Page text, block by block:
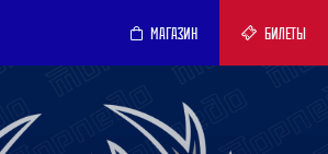
МАГАЗИН БИЛЕТЫ